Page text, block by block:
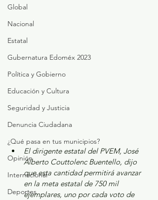
Global
Nacional
Estatal
Gubernatura Edoméx 2023
Política y Gobierno
Educación y Cultura
Seguridad y Justicia
Denuncia Ciudadana
¿Qué pasa en tus municipios?
Opinión
Internacional
Deportes
El dirigente estatal del PVEM, José
Alberto Couttolenc Buentello, dijo
que esta cantidad permitirá avanzar
en la meta estatal de 750 mil
ejemplares, uno por cada voto de